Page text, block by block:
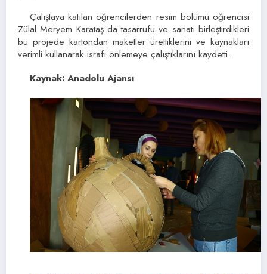
Çalıştaya katılan öğrencilerden resim bölümü öğrencisi
Zülal Meryem Karataş da tasarrufu ve sanatı birleştirdikleri
bu projede kartondan maketler ürettiklerini ve kaynakları
verimli kullanarak israfı önlemeye çalıştıklarını kaydetti.
Kaynak: Anadolu Ajansı